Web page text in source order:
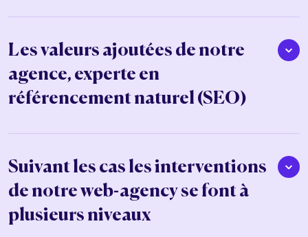
Les valeurs ajoutées de notre
agence, experte en
référencement naturel (SEO)
Suivant les cas les interventions
de notre web-agency se font à
plusieurs niveaux